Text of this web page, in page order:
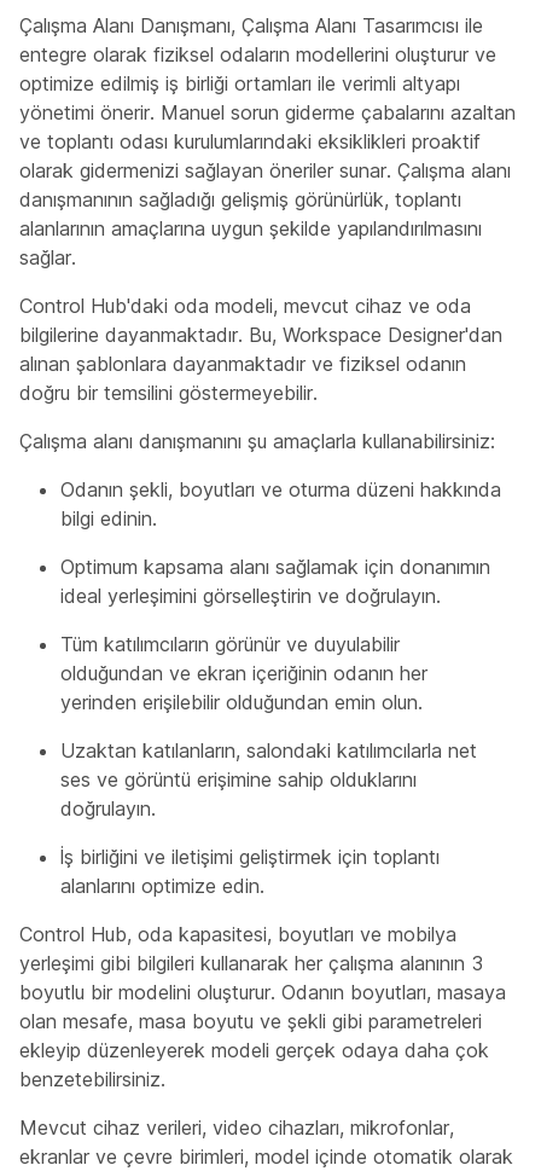
Çalışma Alanı Danışmanı, Çalışma Alanı Tasarımcısı ile
entegre olarak fiziksel odaların modellerini oluşturur ve
optimize edilmiş iş birliği ortamları ile verimli altyapı
yönetimi önerir. Manuel sorun giderme çabalarını azaltan
ve toplantı odası kurulumlarındaki eksiklikleri proaktif
olarak gidermenizi sağlayan öneriler sunar. Çalışma alanı
danışmanının sağladığı gelişmiş görünürlük, toplantı
alanlarının amaçlarına uygun şekilde yapılandırılmasını
sağlar.
Control Hub'daki oda modeli, mevcut cihaz ve oda
bilgilerine dayanmaktadır. Bu, Workspace Designer'dan
alınan şablonlara dayanmaktadır ve fiziksel odanın
doğru bir temsilini göstermeyebilir.
Çalışma alanı danışmanını şu amaçlarla kullanabilirsiniz:
Odanın şekli, boyutları ve oturma düzeni hakkında
bilgi edinin.
Optimum kapsama alanı sağlamak için donanımın
ideal yerleşimini görselleştirin ve doğrulayın.
Tüm katılımcıların görünür ve duyulabilir
olduğundan ve ekran içeriğinin odanın her
yerinden erişilebilir olduğundan emin olun.
Uzaktan katılanların, salondaki katılımcılarla net
ses ve görüntü erişimine sahip olduklarını
doğrulayın.
İş birliğini ve iletişimi geliştirmek için toplantı
alanlarını optimize edin.
Control Hub, oda kapasitesi, boyutları ve mobilya
yerleşimi gibi bilgileri kullanarak her çalışma alanının 3
boyutlu bir modelini oluşturur. Odanın boyutları, masaya
olan mesafe, masa boyutu ve şekli gibi parametreleri
ekleyip düzenleyerek modeli gerçek odaya daha çok
benzetebilirsiniz.
Mevcut cihaz verileri, video cihazları, mikrofonlar,
ekranlar ve çevre birimleri, model içinde otomatik olarak